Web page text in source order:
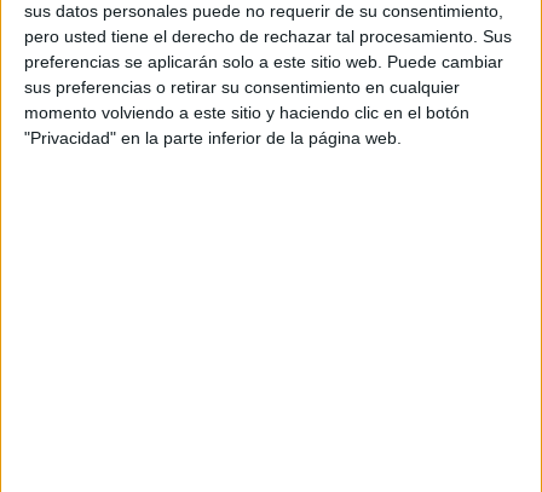
sus datos personales puede no requerir de su consentimiento,
pero usted tiene el derecho de rechazar tal procesamiento. Sus
preferencias se aplicarán solo a este sitio web. Puede cambiar
sus preferencias o retirar su consentimiento en cualquier
momento volviendo a este sitio y haciendo clic en el botón
"Privacidad" en la parte inferior de la página web.
En una comparecencia oficial en el salón del Trono ante
los medios de comunicación, Vivas ha confesado su
“percepción” de que aquello, lo que estaba pasando, “no
se trataba de un incidente como los anteriores. Estaba